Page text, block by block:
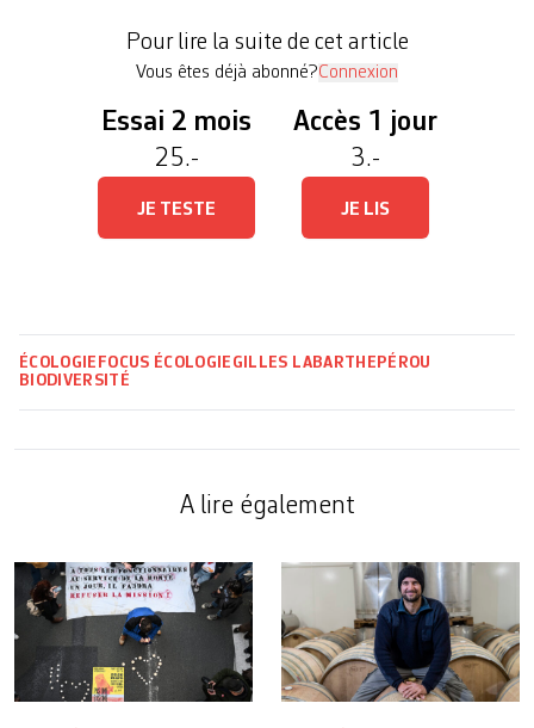
humide. Madre […]
Pour lire la suite de cet article
Vous êtes déjà abonné?Connexion
Essai 2 mois
25.-
JE TESTE
Accès 1 jour
3.-
JE LIS
ÉCOLOGIE FOCUS ÉCOLOGIE GILLES LABARTHE PÉROU
BIODIVERSITÉ
A lire également